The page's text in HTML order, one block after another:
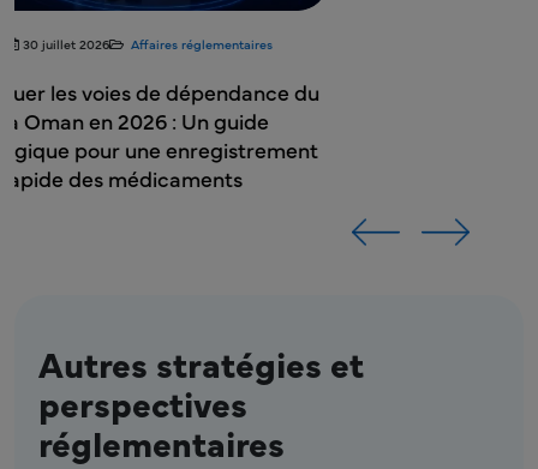
Autres stratégies et
perspectives
réglementaires